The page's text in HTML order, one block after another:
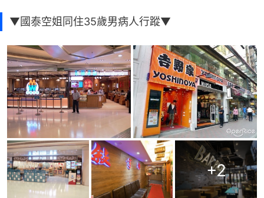
▼國泰空姐同住35歲男病人行蹤▼
+2